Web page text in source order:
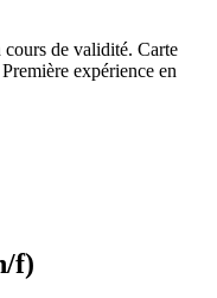
de validité. Carte
expérience en
f)